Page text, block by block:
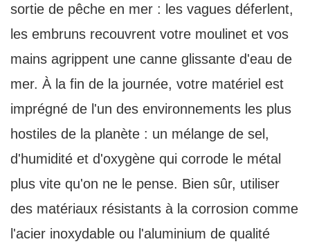
sortie de pêche en mer : les vagues déferlent,
les embruns recouvrent votre moulinet et vos
mains agrippent une canne glissante d'eau de
mer. À la fin de la journée, votre matériel est
imprégné de l'un des environnements les plus
hostiles de la planète : un mélange de sel,
d'humidité et d'oxygène qui corrode le métal
plus vite qu'on ne le pense. Bien sûr, utiliser
des matériaux résistants à la corrosion comme
l'acier inoxydable ou l'aluminium de qualité